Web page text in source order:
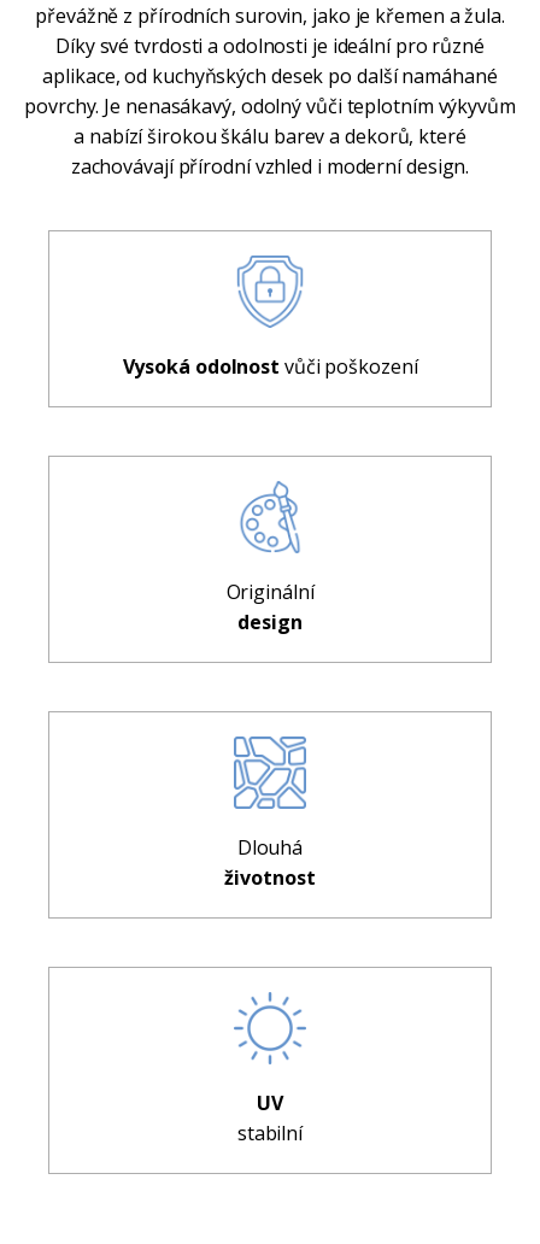
převážně z přírodních surovin, jako je křemen a žula.
Díky své tvrdosti a odolnosti je ideální pro různé
aplikace, od kuchyňských desek po další namáhané
povrchy. Je nenasákavý, odolný vůči teplotním výkyvům
a nabízí širokou škálu barev a dekorů, které
zachovávají přírodní vzhled i moderní design.
Vysoká odolnost vůči poškození
Originální
design
Dlouhá
životnost
UV
stabilní